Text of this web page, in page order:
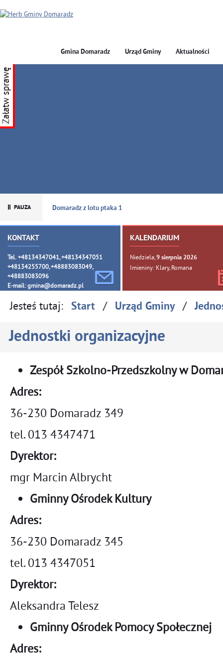
GMINA DOMARADZ
Gmina Domaradz Urząd Gminy Aktualności
Domaradz z lotu ptaka 1
KONTAKT
Tel. +48134347041, +48134347051
+48134255700, +48883083049,
+48883083096
E-mail: gmina@domaradz.pl
KALENDARIUM
Niedziela, 9sierpnia 2026
Imieniny: Klary, Romana
Załatw sprawę
Jesteś tutaj: Start / Urząd Gminy /
Jednostki organizacyjne
Zespół Szkolno-Przedszkolny w
Adres:
36-230 Domaradz 349
tel. 013 4347471
Dyrektor:
mgr Marcin Albrycht
Gminny Ośrodek Kultury
Adres:
36-230 Domaradz 345
tel. 013 4347051
Dyrektor:
Aleksandra Telesz
Gminny Ośrodek Pomocy Społecznej
Adres: